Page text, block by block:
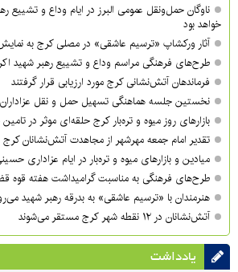
خواهد بود
آثار ورکشاپ «ترسیم عاشقی» در مصلی کرج به
طرح‌های فرهنگی مراسم وداع و تشییع رهبر شهید
فرماندهان آتش‌نشانی کرج مورد ارزیابی قرار گرفتند
نخستین جلسه هماهنگی تسهیل حمل و نقل عزاداران
بازارهای روز میوه و تره‌بار کرج حلقه‌ای موثر در تامین
تقدیر امام جمعه مهرشهر از مجاهدت آتش‌نشانان
میادین و بازارهای میوه و تره‌بار در ایام عزاداری
طرح‌های فرهنگی به مناسبت گرامیداشت هفته قوه
هنرمندان با «ترسیم عاشقی» به بدرقه رهبر شهید
آتش‌نشانان در ۱۲ نقطه شهر کرج مستقر می‌شوند
یادداشت